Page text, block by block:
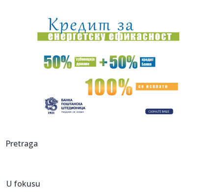
00:04:Vukotić ne zna ko je Baba: "Vidim da ga svi hvale"
00:01:Na današnji dan, 7. avgust
U predgrađu Damaska podignut autobus u vazduh, dve
23:55:ROMAŠČENKO POSLE POTOPA U HUMSKOJ: Jedna stvar
VIDEO
23:47:
Pretraga
U fokusu